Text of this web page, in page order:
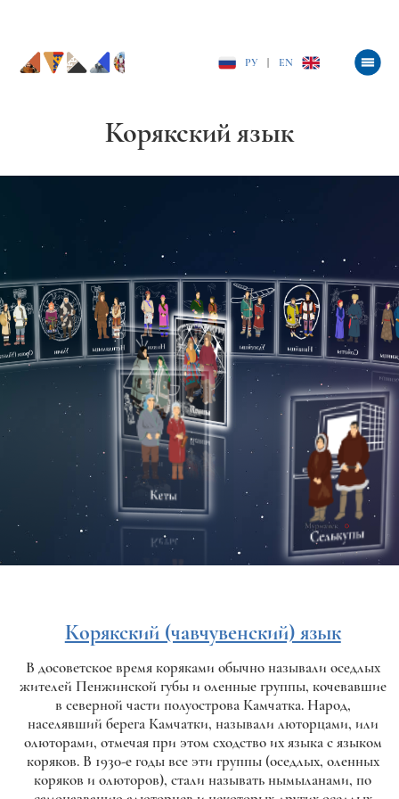
РУ EN
Корякский язык
Корякский (чавчувенский) язык
В досоветское время коряками обычно называли оседлых
жителей Пенжинской губы и оленные группы, кочевавшие
в северной части полуострова Камчатка. Народ,
населявший берега Камчатки, называли люторцами, или
олюторами, отмечая при этом сходство их языка с языком
коряков. В 1930-е годы все эти группы (оседлых, оленных
коряков и олюторов), стали называть нымыланами, по